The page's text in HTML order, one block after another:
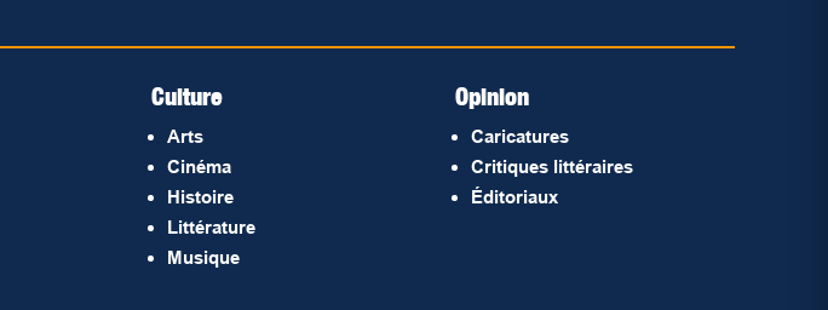
Culture
Arts
Cinéma
Histoire
Littérature
Musique
Opinion
Caricatures
Critiques littéraires
Éditoriaux